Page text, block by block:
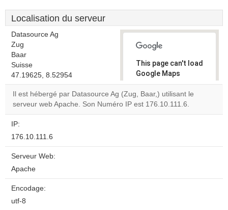
Localisation du serveur
Datasource Ag
Zug
Baar
Suisse
47.19625, 8.52954
This page can't load
Google Maps
correctly.
Do you
own this
OK
Il est hébergé par Datasource Ag (Zug, Baar,) utilisant le
serveur web Apache. Son Numéro IP est 176.10.111.6.
IP:
176.10.111.6
Serveur Web:
Apache
Encodage:
utf-8